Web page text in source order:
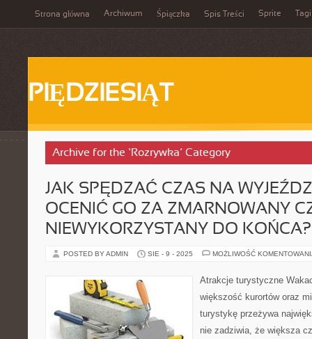
Strona główna Archiwum Śpiączka Spis Treści Sprite Tagi
PIĘDZIESIĄT
Archive for the ‘Rozrywka’ Category
JAK SPĘDZAĆ CZAS NA
OCENIĆ GO ZA ZMARNOWANY
NIEWYKORZYSTANY DO KOŃCA?
POSTED BY ADMIN SIE - 9 - 2025 MOŻLIWOŚĆ
Atrakcje turystyczne
większość kurortów oraz
turystykę przeżywa
nie zadziwia, że większa